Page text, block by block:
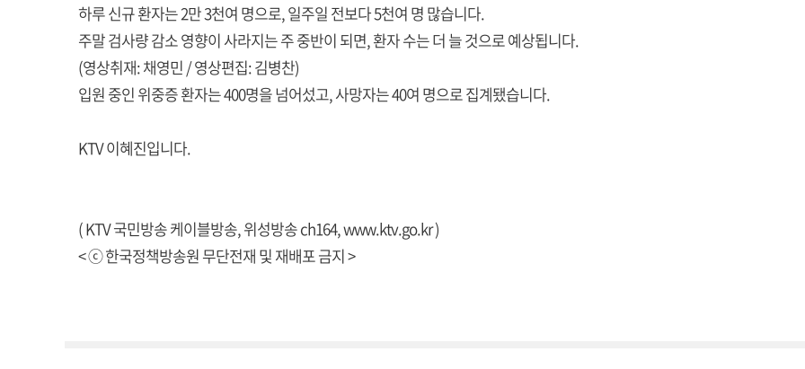
하루 신규 환자는 2만 3천여 명으로, 일주일 전보다 5천여 명 많습니다.
주말 검사량 감소 영향이 사라지는 주 중반이 되면, 환자 수는 더 늘 것으로 예상됩니다.
(영상취재: 채영민 / 영상편집: 김병찬)
입원 중인 위중증 환자는 400명을 넘어섰고, 사망자는 40여 명으로 집계됐습니다.
KTV 이혜진입니다.
( KTV 국민방송 케이블방송, 위성방송 ch164,www.ktv.go.kr)
< ⓒ 한국정책방송원 무단전재 및 재배포 금지 >